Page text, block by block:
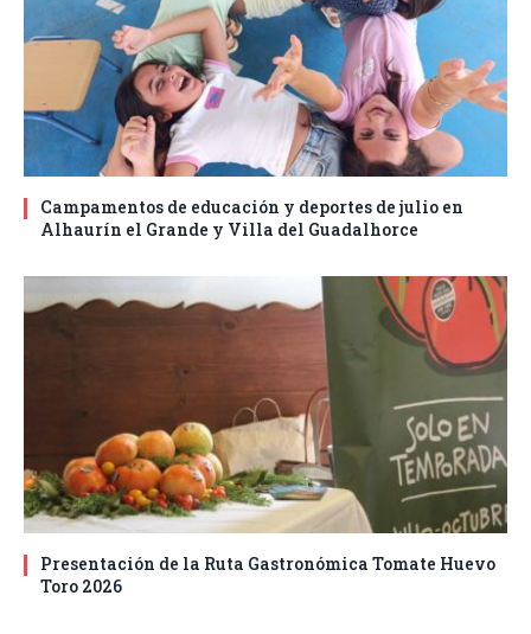
Campamentos de educación y deportes de julio en
Alhaurín el Grande y Villa del Guadalhorce
Presentación de la Ruta Gastronómica Tomate Huevo
Toro 2026